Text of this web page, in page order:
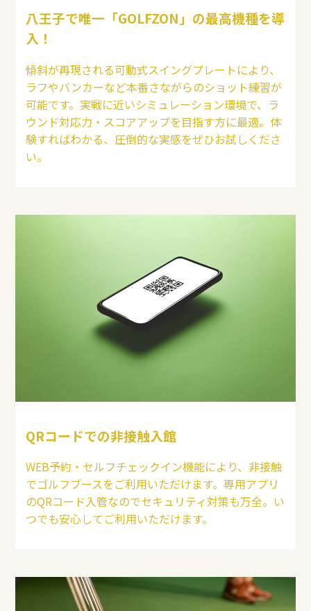
八王子で唯一「GOLFZON」の最高機種を導
入！
傾斜が再現される可動式スイングプレートにより、
ラフやバンカーなど本番さながらのショット練習が
可能です。実戦に近いシミュレーション環境で、ラ
ウンド対応力・スコアアップを目指す方に最適。体
験すればわかる、圧倒的な実感をぜひお試しくださ
い。
QRコードでの非接触入館
WEB予約・セルフチェックイン機能により、非接触
でゴルフブースをご利用いただけます。専用アプリ
のQRコード入管なのでセキュリティ対策も万全。い
つでも安心してご利用いただけます。